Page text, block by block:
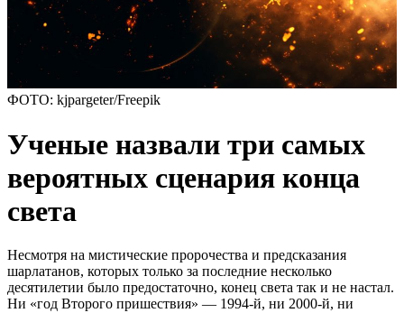
ФОТО: kjpargeter/Freepik
Ученые назвали три самых
вероятных сценария конца
света
Несмотря на мистические пророчества и предсказания
шарлатанов, которых только за последние несколько
десятилетии было предостаточно, конец света так и не настал.
Ни «год Второго пришествия» — 1994-й, ни 2000-й, ни